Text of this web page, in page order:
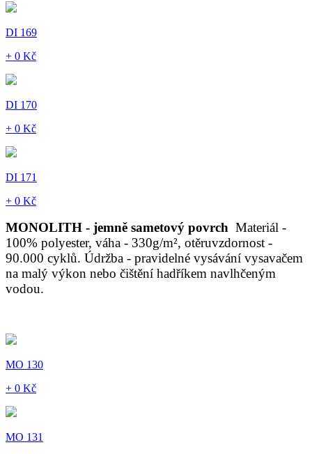
DI 169
+ 0 Kč
DI 170
+ 0 Kč
DI 171
+ 0 Kč
MONOLITH - jemně sametový povrch Materiál -
100% polyester, váha - 330g/m², otěruvzdornost -
90.000 cyklů. Údržba - pravidelné vysávání vysavačem
na malý výkon nebo čištění hadříkem navlhčeným
vodou.
MO 130
+ 0 Kč
MO 131